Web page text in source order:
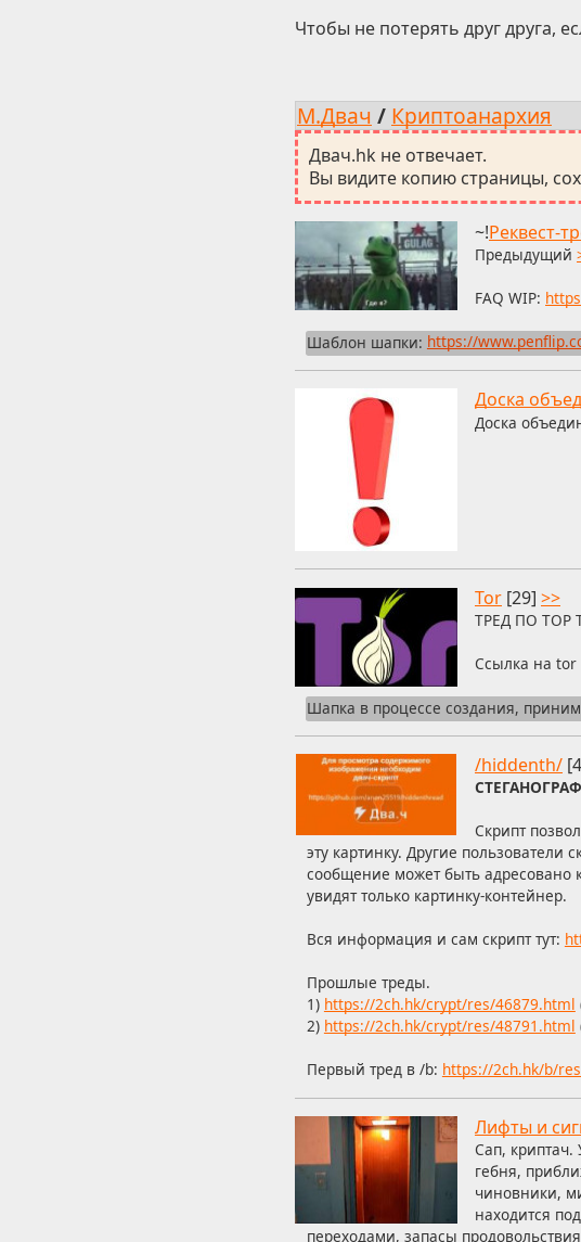
Чтобы не потерять друг друга,
М.Двач / Криптоанархия
Двач.hk не отвечает.
Вы видите копию страницы,
~!Реквест-
Предыдущий
FAQ WIP:
Шаблон шапки: https://
Доска
Доска
Tor [29] >>
ТРЕД ПО ТОР
Ссылка на tor
Шапка в процессе создания,
/hiddenth/
Скрипт
эту картинку. Другие
сообщение может быть адресовано
увидят только картинку-контейнер.
Вся информация и сам скрипт тут:
Прошлые треды.
1) https://2ch.hk/crypt/res/46879.html
2) https://2ch.hk/crypt/res/48791.html
Первый тред в /b: https://2ch.hk/b/
Лифты и
Сап, криптач.
гебня,
чиновники,
находится
переходами, запасы